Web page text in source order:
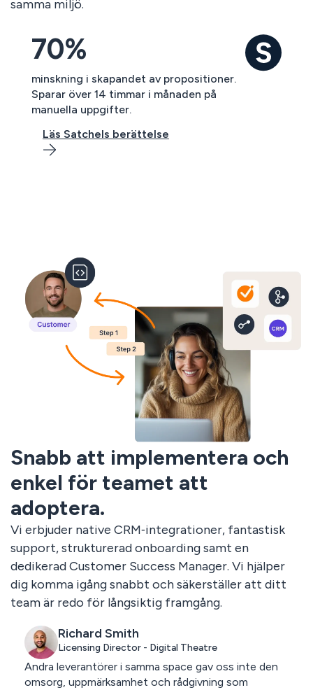
samma miljö.
70%
minskning i skapandet av propositioner.
Sparar över 14 timmar i månaden på
manuella uppgifter.
Läs Satchels berättelse
Snabb att implementera och
enkel för teamet att
adoptera.
Vi erbjuder native CRM‑integrationer, fantastisk
support, strukturerad onboarding samt en
dedikerad Customer Success Manager. Vi hjälper
dig komma igång snabbt och säkerställer att ditt
team är redo för långsiktig framgång.
Richard Smith
Licensing Director - Digital Theatre
Andra leverantörer i samma space gav oss inte den
omsorg, uppmärksamhet och rådgivning som